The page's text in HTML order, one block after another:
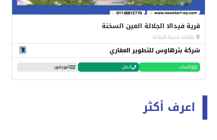
قرية فيدالا الجلالة العين السخنة
عقارات مدينة الجلالة
شركة بترهاوس للتطوير العقاري
واتساب اتصل البورشور
اعرف أكثر